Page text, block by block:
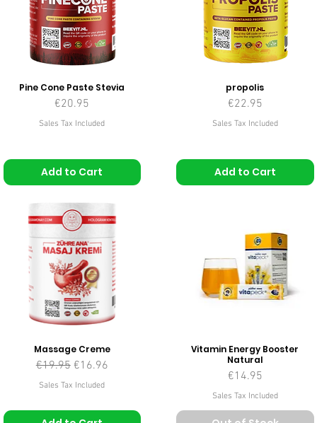
Pine Cone Paste Stevia
Price
€20.95
Sales Tax Included
Add to Cart
propolis
Price
€22.95
Sales Tax Included
Add to Cart
Massage Creme
Regular Price
€19.95 Sale Price
€16.96
Sales Tax Included
Vitamin Energy Booster
Natural
Price
€14.95
Sales Tax Included